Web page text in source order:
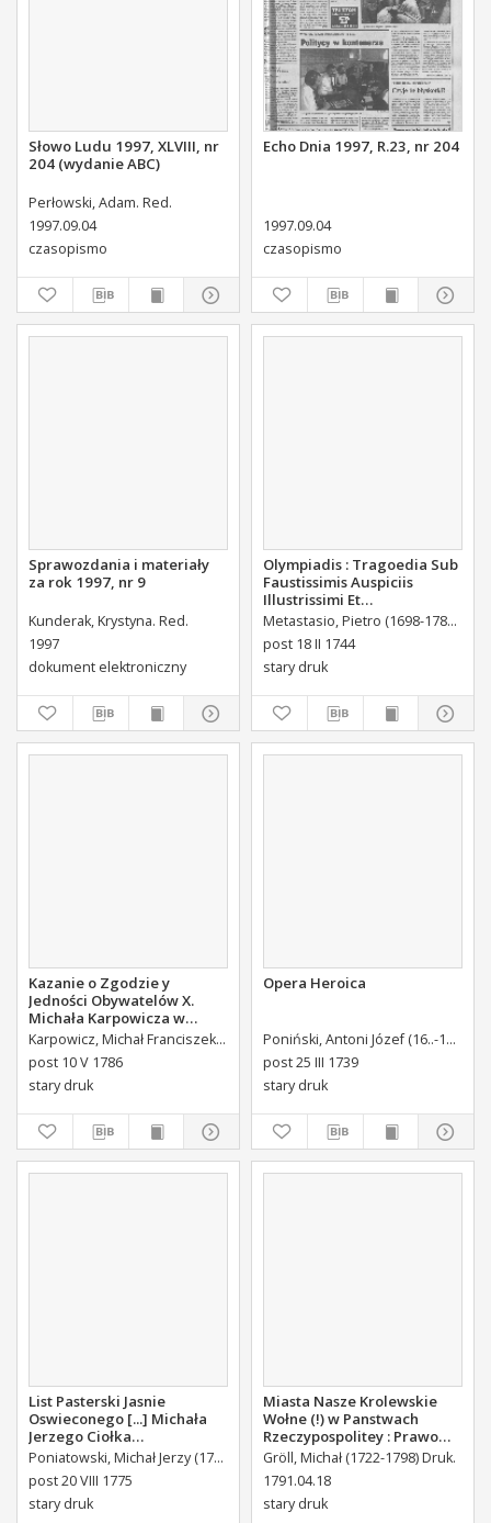
Słowo Ludu 1997, XLVIII, nr
204 (wydanie ABC)
Perłowski, Adam. Red.
1997.09.04
czasopismo
Echo Dnia 1997, R.23, nr 204
1997.09.04
czasopismo
Sprawozdania i materiały
za rok 1997, nr 9
Kunderak, Krystyna. Red.
1997
dokument elektroniczny
Olympiadis : Tragoedia Sub
Faustissimis Auspiciis
Illustrissimi Et
Eccellentissimi Comitis De
Brühl Liberi Baronis de
Forste & de Pfoerthen [...]
Metastasio, Pietro (1698-1782)
post 18 II 1744
stary druk
Kazanie o Zgodzie y
Jedności Obywatelów X.
Michała Karpowicza w
Uroczystosc Imienin [...]
Stanisława Augusta Krola
Miane [...].
Karpowicz, Michał Franciszek (1744-1803)
post 10 V 1786
stary druk
Opera Heroica
Poniński, Antoni Józef (16..-1742).
post 25 III 1739
stary druk
List Pasterski Jasnie
Oswieconego [...] Michała
Jerzego Ciołka
Poniatowskiego Biskupa
Płockiego Xiązęcia
Pułtuskiego [...] Do Oboyga
Stanu Tak Duchownego,
Poniatowski, Michał Jerzy (1736-1794)
post 20 VIII 1775
stary druk
Miasta Nasze Krolewskie
Wołne (!) w Panstwach
Rzeczypospolitey : Prawo
uchwalone Dnia 18.
kwietnia 1791.
Gröll, Michał (1722-1798) Druk.
1791.04.18
stary druk